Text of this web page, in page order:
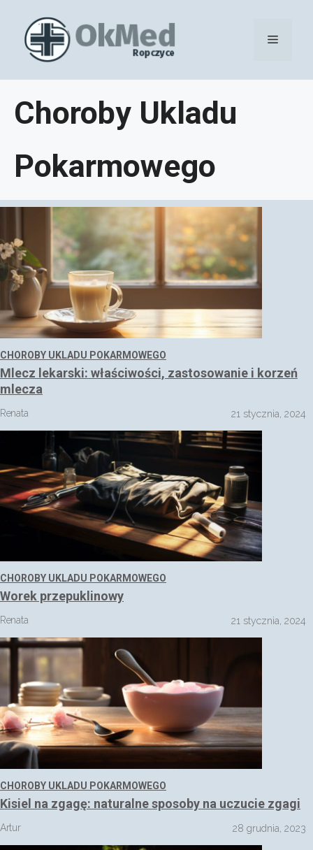
Menu
Choroby Ukladu
Pokarmowego
CHOROBY UKLADU POKARMOWEGO
Mlecz lekarski: właściwości, zastosowanie i korzeń
mlecza
Renata 21 stycznia, 2024
CHOROBY UKLADU POKARMOWEGO
Worek przepuklinowy
Renata 21 stycznia, 2024
CHOROBY UKLADU POKARMOWEGO
Kisiel na zgagę: naturalne sposoby na uczucie zgagi
Artur 28 grudnia, 2023